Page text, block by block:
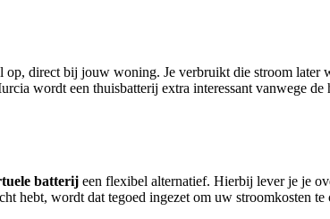
op, direct bij jouw woning. Je verbruikt die stroom later
wordt een thuisbatterij extra interessant vanwege
batterij een flexibel alternatief. Hierbij lever je je
hebt, wordt dat tegoed ingezet om uw stroomkosten te